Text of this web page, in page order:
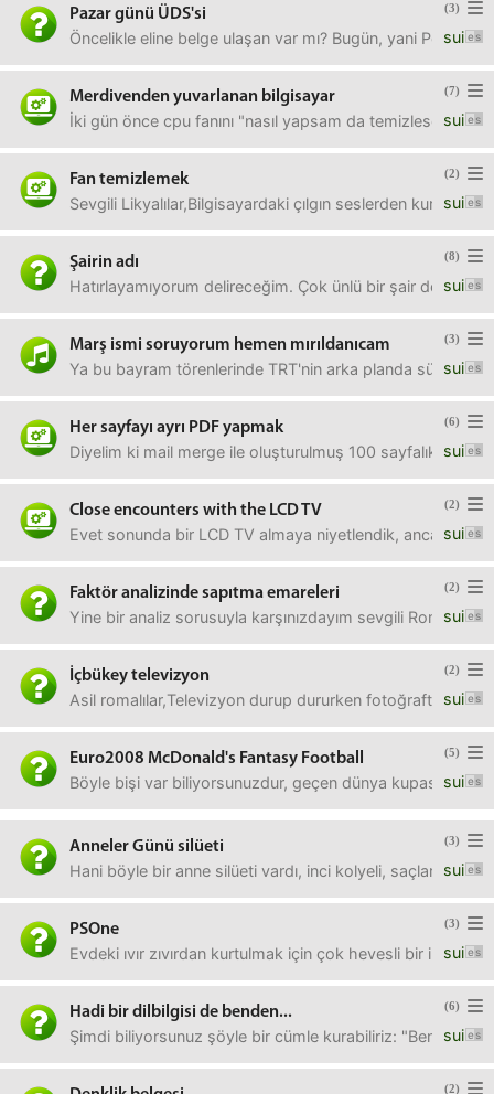
(3)
Pazar günü ÜDS'si
sui
Öncelikle eline belge ulaşan var mı? Bugün, yani
(7)
Merdivenden yuvarlanan bilgisayar
sui
İki gün önce cpu fanını "nasıl yapsam da temizlesem"
(2)
Fan temizlemek
sui
Sevgili Likyalılar,Bilgisayardaki çılgın seslerden
(8)
Şairin adı
sui
Hatırlayamıyorum delireceğim. Çok ünlü bir şair değildi
(3)
Marş ismi soruyorum hemen mırıldanıcam
sui
Ya bu bayram törenlerinde TRT'nin arka planda sürekli
(6)
Her sayfayı ayrı PDF yapmak
sui
Diyelim ki mail merge ile oluşturulmuş 100 sayfalık bir
(2)
Close encounters with the LCD TV
sui
Evet sonunda bir LCD TV almaya niyetlendik, ancak
(2)
Faktör analizinde sapıtma emareleri
sui
Yine bir analiz sorusuyla karşınızdayım sevgili
(2)
İçbükey televizyon
sui
Asil romalılar,Televizyon durup dururken fotoğrafta
(5)
Euro2008 McDonald's Fantasy Football
sui
Böyle bişi var biliyorsunuzdur, geçen dünya kupasında
(3)
Anneler Günü silüeti
sui
Hani böyle bir anne silüeti vardı, inci kolyeli, saçları
(3)
PSOne
sui
Evdeki ıvır zıvırdan kurtulmak için çok hevesli bir
(6)
Hadi bir dilbilgisi de benden...
sui
Şimdi biliyorsunuz şöyle bir cümle kurabiliriz: "Ben bu işi
(2)